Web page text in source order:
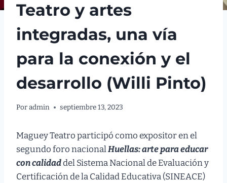
Teatro y artes
integradas, una vía
para la conexión y el
desarrollo (Willi Pinto)
Poradmin septiembre 13, 2023
Maguey Teatro participó como expositor en el
segundo foro nacionalHuellas: arte para educar
con calidaddel Sistema Nacional de Evaluación y
Certificación de la Calidad Educativa (SINEACE)